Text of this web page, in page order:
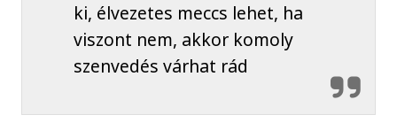
ki, élvezetes meccs lehet, ha
viszont nem, akkor komoly
szenvedés várhat rád